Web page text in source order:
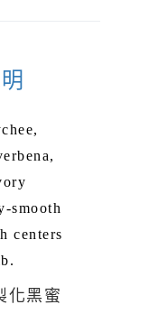
smooth
centers
化黑蜜